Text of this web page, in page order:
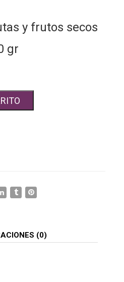
y frutos secos
gr
(0)